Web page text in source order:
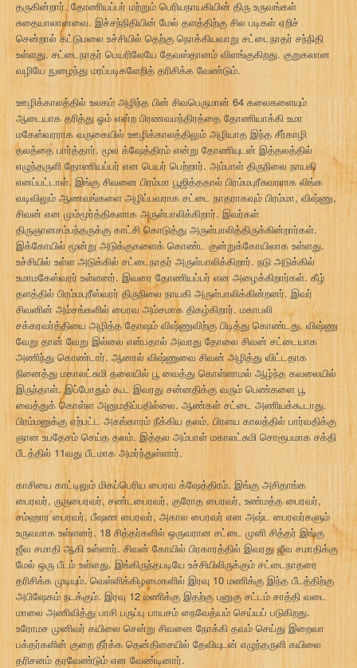
தருகின்றார். தோணியப்பர் மற்றும் பெரியநாயகியின் திரு உருவங்கள்
சுதையாலானவை. இச்சந்நிதியின் மேல் தளத்திற்கு சில படிகள் ஏறிச்
சென்றால் கட்டுமலை உச்சியில் தெற்கு நொக்கியவாறு சட்டைநாதர் சந்நிதி
உள்ளது. சட்டைநாதர் பெயரிலேயே தேவஸ்தானம் விளங்குகிறது. குறுகலான
வழியே நுழைந்து மரப்படிகளேறித் தரிசிக்க வேண்டும்.
ஊழிக்காலத்தில் உலகம் அழிந்த பின் சிவபெருமான் 64 கலைகளையும்
ஆடையாக தரித்து ஓம் என்ற பிரணவமந்திரத்தை தோணியாக்கி உமா
மகேஸ்வரராக வருகையில் ஊழிக்காலத்திலும் அழியாத இந்த சீர்காழி
தலத்தை பார்த்தார். மூல க்ஷேத்திரம் என்று தோணியுடன் இத்தலத்தில்
எழுந்தருளி தோணியப்பர் என பெயர் பெற்றார். அம்பாள் திருநிலை நாயகி
எனப்பட்டாள். இங்கு சிவனை பிரம்மா பூஜித்ததால் பிரம்மபுரீசுவரராக லிங்க
வடிவிலும் ஆணவங்களை அழிப்பவராக சட்டை நாதராகவும் பிரம்மா, விஷ்ணு,
சிவன் என மும்மூர்த்திகளாக அருள்பாலிக்கிறார். இவர்கள்
திருஞானசம்பந்தருக்கு காட்சி கொடுத்து அருள்பாலித்திருக்கின்றார்கள்.
இக்கோயில் மூன்று அடுக்குகளைக் கொண்ட குன்றுக்கோயிலாக உள்ளது.
உச்சியில் உள்ள அடுக்கில் சட்டைநாதர் அருள்பாலிக்கிறார். நடு அடுக்கில்
உமாமகேஸ்வரர் உள்ளனர். இவரை தோணியப்பர் என அழைக்கிறார்கள். கீழ்
தளத்தில் பிரம்மபுரீஸ்வரர் திருநிலை நாயகி அருள்பாலிக்கின்றனர். இவர்
சிவனின் அம்சங்களில் பைரவ அம்சமாக திகழ்கிறார். மகாபலி
சக்கரவர்த்தியை அழித்த தோஷம் விஷ்ணுவிற்கு பிடித்து கொண்டது. விஷ்ணு
வேறு தான் வேறு இல்லை என்பதால் அவரது தோலை சிவன் சட்டையாக
அணிந்து கொண்டார். ஆனால் விஷ்ணுவை சிவன் அழித்து விட்டதாக
நினைத்து மகாலட்சுமி தலையில் பூ வைத்து கொள்ளாமல் ஆழ்ந்த கவலையில்
இருந்தாள். இப்போதும் கூட இவரது சன்னதிக்கு வரும் பெண்களை பூ
வைத்துக் கொள்ள அனுமதிப்பதில்லை. ஆண்கள் சட்டை அணியக்கூடாது.
பிரம்மனுக்கு ஏற்பட்ட அகங்காரம் நீக்கிய தலம். பிரளய காலத்தில் பார்வதிக்கு
ஞான உபதேசம் செய்த தலம். இத்தல அம்பாள் மகாலட்சுமி சொரூபமாக சக்தி
பீடத்தில் 11வது பீடமாக அமர்ந்துள்ளார்.
காசியை காட்டிலும் மிகப்பெரிய பைரவ க்ஷேத்திரம். இங்கு அசிதாங்க
பைரவர், ருருபைரவர், சண்டபைரவர், குரோத பைரவர், உண்மத்த பைரவர்,
சம்ஹார பைரவர், பீஷண பைரவர், அகால பைரவர் என அஷ்ட பைரவர்களும்
உருவமாக உள்ளனர். 18 சித்தர்களில் ஒருவரான சட்டை முனி சித்தர் இங்கு
ஜீவ சமாதி ஆகி உள்ளார். சிவன் கோயில் பிரகாரத்தில் இவரது ஜீவ சமாதிக்கு
மேல் ஒரு பீடம் உள்ளது. இங்கிருந்தபடியே உச்சியிலிருக்கும் சட்டைநாதரை
தரிசிக்க முடியும். வெள்ளிக்கிழமைகளில் இரவு 10 மணிக்கு இந்த பீடத்திற்கு
அபிஷேகம் நடக்கும். இரவு 12 மணிக்கு இதற்கு புனுகு சட்டம் சாத்தி வடை
மாலை அணிவித்து பாசி பருப்பு பாயசம் நைவேத்யம் செய்யப் படுகிறது.
உரோமச முனிவர் கயிலை சென்று சிவனை நோக்கி தவம் செய்து இறைவா
பக்தர்களின் குறை தீர்க்க தென்திசையில் தேவியுடன் எழுந்தருளி கயிலை
தரிசனம் தரவேண்டும் என வேண்டினார்.